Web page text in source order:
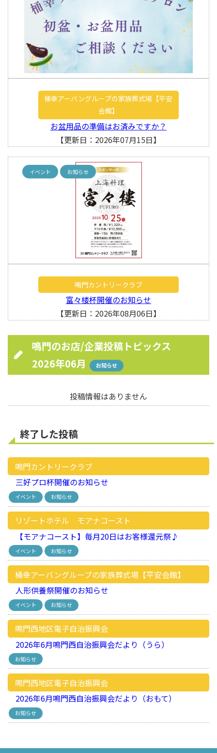
桶幸アーバングループの家族葬式場【平安
会館】
お盆用品の準備はお済みですか？
【更新日：2026年07月15日】
イベント お知らせ
鳴門カントリークラブ
富々楼杯開催のお知らせ
【更新日：2026年08月06日】
鳴門のお店/企業投稿トピックス
2026年06月
お知らせ
投稿情報はありません
終了した投稿
鳴門カントリークラブ
三好プロ杯開催のお知らせ
イベント お知らせ
リゾートホテル モアナコースト
【モアナコースト】毎月20日はお客様還元祭♪
イベント お知らせ
桶幸アーバングループの家族葬式場【平安会館】
人形供養祭開催のお知らせ
イベント お知らせ
鳴門西地区電子自治振興会
2026年6月鳴門西自治振興会だより（うら）
お知らせ
鳴門西地区電子自治振興会
2026年6月鳴門西自治振興会だより（おもて）
お知らせ